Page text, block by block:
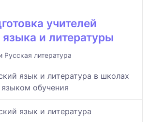
учителей
языка и литературы
Русская литература
язык и литература в школах
обучения
язык и литература